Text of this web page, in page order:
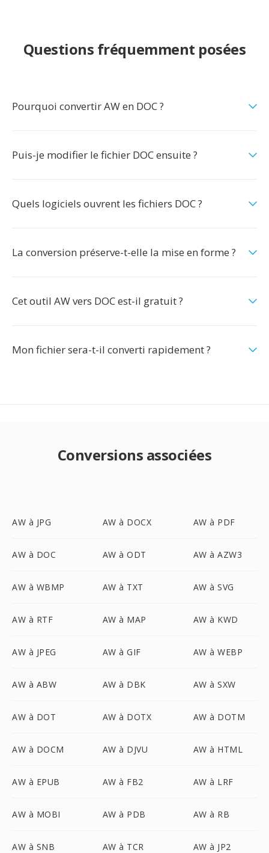
Questions fréquemment posées
Pourquoi convertir AW en DOC ?
Puis-je modifier le fichier DOC ensuite ?
Quels logiciels ouvrent les fichiers DOC ?
La conversion préserve-t-elle la mise en forme ?
Cet outil AW vers DOC est-il gratuit ?
Mon fichier sera-t-il converti rapidement ?
Conversions associées
AW à JPG AW à DOCX AW à PDF
AW à DOC AW à ODT AW à AZW3
AW à WBMP AW à TXT AW à SVG
AW à RTF AW à MAP AW à KWD
AW à JPEG AW à GIF AW à WEBP
AW à ABW AW à DBK AW à SXW
AW à DOT AW à DOTX AW à DOTM
AW à DOCM AW à DJVU AW à HTML
AW à EPUB AW à FB2 AW à LRF
AW à MOBI AW à PDB AW à RB
AW à SNB AW à TCR AW à JP2